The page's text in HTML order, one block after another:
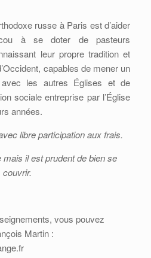
russe à Paris est d’aider
à se doter de pasteurs
leur propre tradition et
capables de mener un
les autres Églises et de
sociale entreprise par l’Église
années.
libre participation aux frais.
mais il est prudent de bien se
couvrir.
vous pouvez
Martin :